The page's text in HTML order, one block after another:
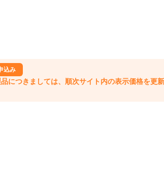
込み
つきましては、順次サイト内の表示価格を更新